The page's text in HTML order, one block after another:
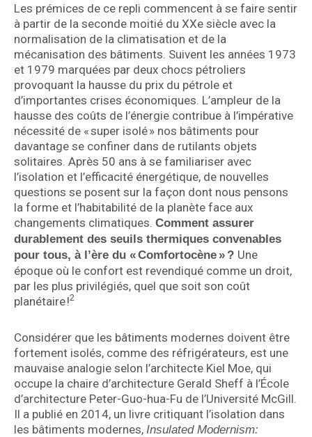
Les prémices de ce repli commencent à se faire sentir
à partir de la seconde moitié du XXe siècle avec la
normalisation de la climatisation et de la
mécanisation des bâtiments. Suivent les années 1973
et 1979 marquées par deux chocs pétroliers
provoquant la hausse du prix du pétrole et
d’importantes crises économiques. L’ampleur de la
hausse des coûts de l’énergie contribue à l’impérative
nécessité de « super isolé » nos bâtiments pour
davantage se confiner dans de rutilants objets
solitaires. Après 50 ans à se familiariser avec
l’isolation et l’efficacité énergétique, de nouvelles
questions se posent sur la façon dont nous pensons
la forme et l’habitabilité de la planète face aux
changements climatiques. Comment assurer
durablement des seuils thermiques convenables
pour tous, à l’ère du « Comfortocène » ? Une
époque où le confort est revendiqué comme un droit,
par les plus privilégiés, quel que soit son coût
planétaire !2
Considérer que les bâtiments modernes doivent être
fortement isolés, comme des réfrigérateurs, est une
mauvaise analogie selon l’architecte Kiel Moe, qui
occupe la chaire d’architecture Gerald Sheff à l’École
d’architecture Peter-Guo-hua-Fu de l’Université McGill.
Il a publié en 2014, un livre critiquant l’isolation dans
les bâtiments modernes, Insulated Modernism: